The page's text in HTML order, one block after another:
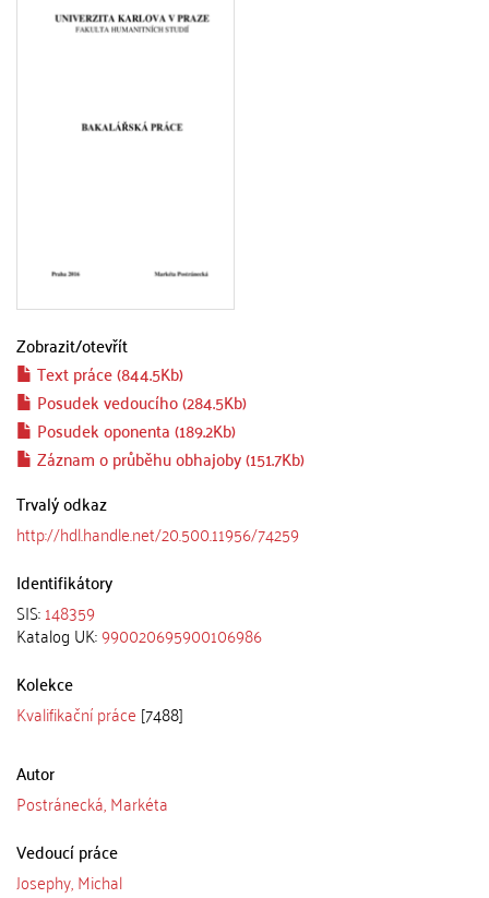
Zobrazit/otevřít
Text práce (844.5Kb)
Posudek vedoucího (284.5Kb)
Posudek oponenta (189.2Kb)
Záznam o průběhu obhajoby (151.7Kb)
Trvalý odkaz
http://hdl.handle.net/20.500.11956/74259
Identifikátory
SIS:148359
Katalog UK:990020695900106986
Kolekce
Kvalifikační práce [7488]
Autor
Postránecká, Markéta
Vedoucí práce
Josephy, Michal